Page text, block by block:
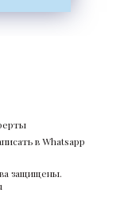
в Whatsapp
защищены.